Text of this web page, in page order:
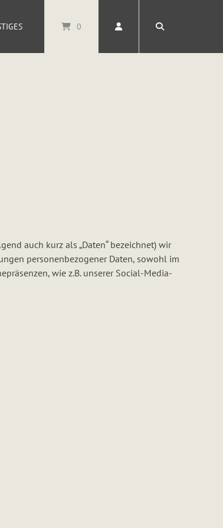
0
auch kurz als „Daten“ bezeichnet) wir
personenbezogener Daten, sowohl im
wie z.B. unserer Social-Media-